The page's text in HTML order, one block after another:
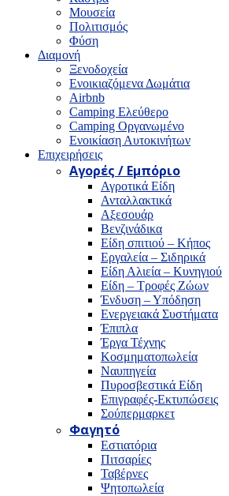
Μουσεία
Πολιτισμός
Φύση
Διαμονή
Ξενοδοχεία
Ενοικιαζόμενα Δωμάτια
Airbnb
Camping Ελεύθερο
Camping Οργανωμένο
Ενοικίαση Αυτοκινήτων
Επιχειρήσεις
Αγορές / Εμπόριο
Αγροτικά Είδη
Ανταλλακτικά
Αξεσουάρ
Βενζινάδικα
Είδη σπιτιού – Κήπος
Εργαλεία – Σιδηρικά
Είδη Αλιεία – Κυνηγιού
Είδη – Τροφές Ζώων
Ένδυση – Υπόδηση
Ενεργειακά Συστήματα
Έπιπλα
Έργα Τέχνης
Κοσμηματοπωλεία
Ναυπηγεία
Πυροσβεστικά Είδη
Επιγραφές-Εκτυπώσεις
Σούπερμαρκετ
Φαγητό
Εστιατόρια
Πιτσαρίες
Ταβέρνες
Ψητοπωλεία